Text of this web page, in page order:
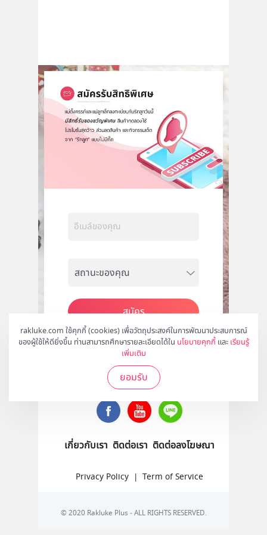
rakluke.com ใช้คุกกี้ (cookies) เพื่อวัตถุประสงค์ในการพัฒนาประสบการณ์
ของผู้ใช้ให้ดียิ่งขึ้น ท่านสามารถศึกษารายละเอียดได้ใน นโยบายคุกกี้ และ เรียนรู้
เพิ่มเติม
ยอมรับ
สมัคร
ติดตามเราได้ที่
เกี่ยวกับเรา ติดต่อเรา ติดต่อลงโฆษณา
Privacy Policy | Term of Service
© 2020 Rakluke Plus - ALL RIGHTS RESERVED.